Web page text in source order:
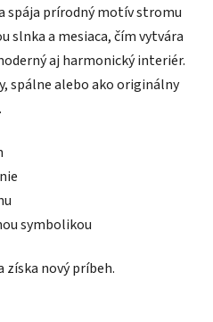
spája prírodný motív stromu
slnka a mesiaca, čím vytvára
aj harmonický interiér.
spálne alebo ako originálny
symbolikou
získa nový príbeh.